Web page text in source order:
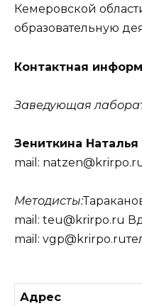
Кемеровской
образовательную
Контактная
Заведующая
Зениткина
mail:
Методисты:
mail: teu@krirpo.ru
mail:
Адрес